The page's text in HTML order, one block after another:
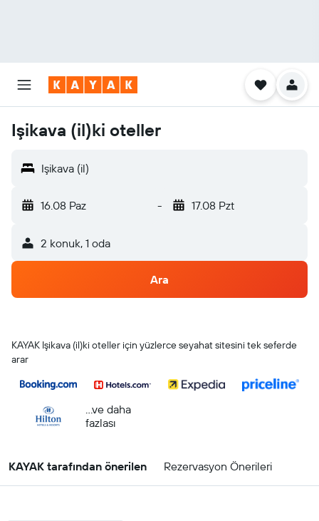
Işikava (il)ki oteller
Işikava (il)
16.08 Paz - 17.08 Pzt
2 konuk, 1 oda
Ara
KAYAK Işikava (il)ki oteller için yüzlerce seyahat sitesini tek seferde
arar
...ve daha
fazlası
KAYAK tarafından önerilen Rezervasyon Önerileri